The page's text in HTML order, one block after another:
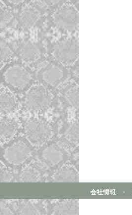
会社情報 ・